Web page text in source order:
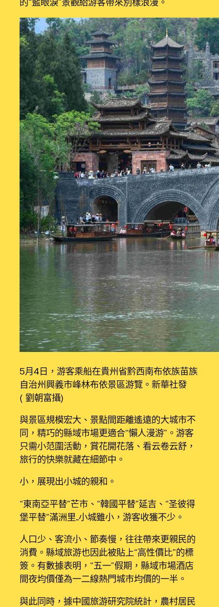
5月4日，游客乘船在貴州省黔西南布依族苗族
自治州興義市峰林布依景區游覽。新華社發
（劉朝富攝）
與景區規模宏大、景點間距離遙遠的大城市不
同，精巧的縣域市場更適合“懶人漫游”。游客
只需小范圍活動，賞花開花落、看云卷云舒，
旅行的快樂就藏在細節中。
小，展現出小城的親和。
“東南亞平替”芒市、“韓國平替”延吉、“圣彼得
堡平替”滿洲里……小城雖小，游客收獲不少。
人口少、客流小、節奏慢，往往帶來更親民的
消費。縣域旅游也因此被貼上“高性價比”的標
簽。有數據表明，“五一”假期，縣域市場酒店
間夜均價僅為一二線熱門城市均價的一半。
與此同時，據中國旅游研究院統計，農村居民